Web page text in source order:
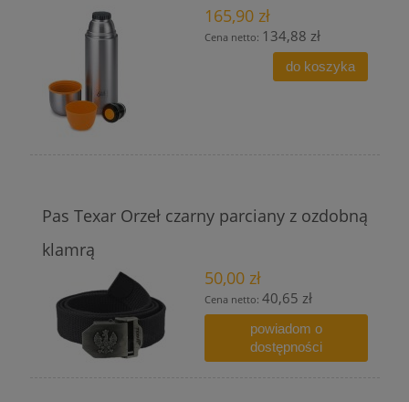
165,90 zł
Cena netto: 134,88 zł
do koszyka
Pas Texar Orzeł czarny parciany z ozdobną
klamrą
50,00 zł
Cena netto: 40,65 zł
powiadom o
dostępności